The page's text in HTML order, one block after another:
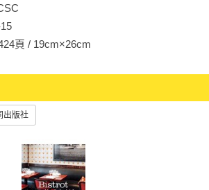
Simon)
）、「食不厭精」（Haché Menu）、
à poivre）等專欄奠定其美食評論家的
成為公眾焦點，寫書之外每週六早上亦
持「餐桌之下」（Les dessous de
/ 424頁 / 19cm×26cm
出版社